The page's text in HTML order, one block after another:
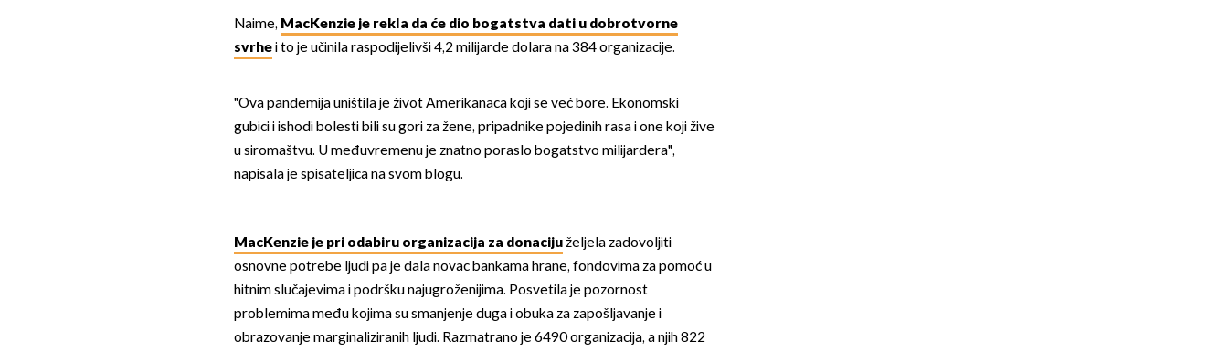
Naime, MacKenzie je rekla da će dio bogatstva dati u dobrotvorne
svrhei to je učinila raspodijelivši 4,2 milijarde dolara na 384 organizacije.
"Ova pandemija uništila je život Amerikanaca koji se već bore. Ekonomski
gubici i ishodi bolesti bili su gori za žene, pripadnike pojedinih rasa i one koji žive
u siromaštvu. U međuvremenu je znatno poraslo bogatstvo milijardera",
napisala je spisateljica na svom blogu.
MacKenzie je pri odabiru organizacija za donacijuželjela zadovoljiti
osnovne potrebe ljudi pa je dala novac bankama hrane, fondovima za pomoć u
hitnim slučajevima i podršku najugroženijima. Posvetila je pozornost
problemima među kojima su smanjenje duga i obuka za zapošljavanje i
obrazovanje marginaliziranih ljudi. Razmatrano je 6490 organizacija, a njih 822